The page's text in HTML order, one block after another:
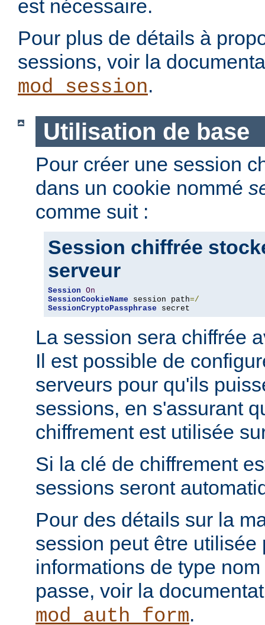
est nécessaire.
Pour plus de détails à
sessions, voir la
mod_session.
Utilisation de base
Pour créer une session
dans un cookie nommé
comme suit :
Session chiffrée
serveur
Session On
SessionCookieName session path=/
SessionCryptoPassphrase secret
La session sera chiffrée
Il est possible de
serveurs pour qu'ils
sessions, en s'assurant
chiffrement est utilisée
Si la clé de chiffrement
sessions seront
Pour des détails sur la
session peut être utilisée
informations de type
passe, voir la
mod_auth_form.